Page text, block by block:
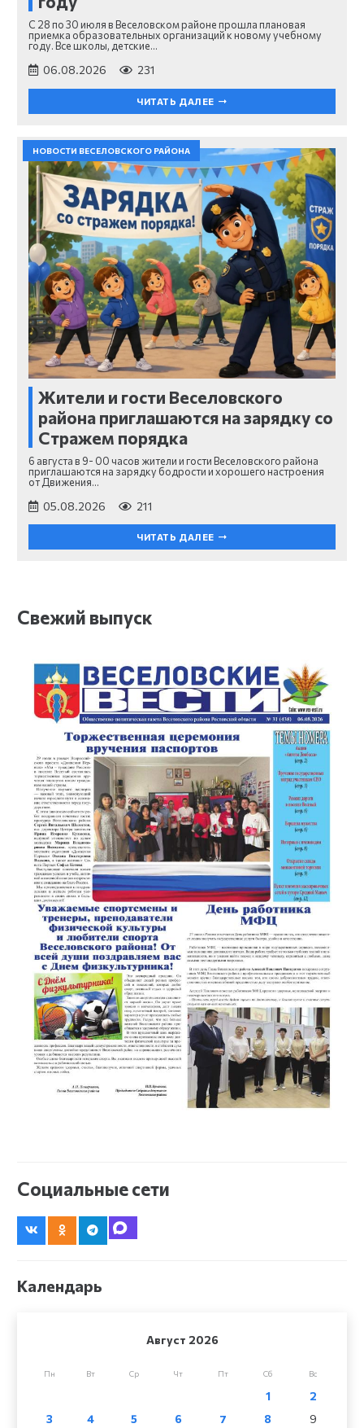
С 28 по 30 июля в Веселовском районе прошла плановая
приемка образовательных организаций к новому учебному
году. Все школы, детские…
06.08.2026 231
ЧИТАТЬ ДАЛЕЕ
НОВОСТИ ВЕСЕЛОВСКОГО РАЙОНА
Жители и гости Веселовского
района приглашаются на зарядку со
Стражем порядка
6 августа в 9- 00 часов жители и гости Веселовского района
приглашаются на зарядку бодрости и хорошего настроения
от Движения…
05.08.2026 211
ЧИТАТЬ ДАЛЕЕ
Свежий выпуск
Социальные сети
Календарь
Август 2026
Пн Вт Ср Чт Пт Сб Вс
1
2
3
4 5 6 7 8
9